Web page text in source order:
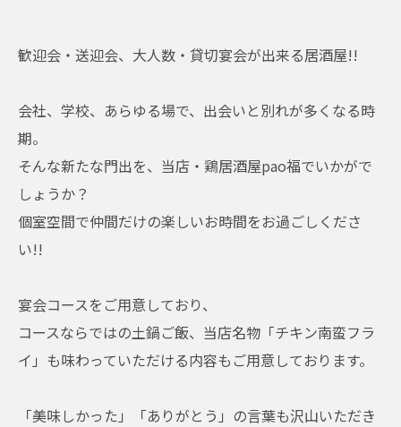
歓迎会・送迎会、大人数・貸切宴会が出来る居酒屋!!
会社、学校、あらゆる場で、出会いと別れが多くなる時
期。
そんな新たな門出を、当店・鶏居酒屋pao福でいかがで
しょうか？
個室空間で仲間だけの楽しいお時間をお過ごしくださ
い!!
宴会コースをご用意しており、
コースならではの土鍋ご飯、当店名物「チキン南蛮フラ
イ」も味わっていただける内容もご用意しております。
「美味しかった」「ありがとう」の言葉も沢山いただき